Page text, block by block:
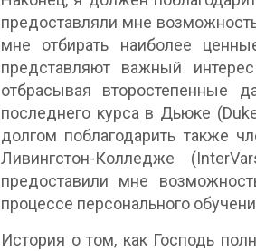
предоставляли мне
мне отбирать наиболее
представляют важный
отбрасывая второстепенные
последнего курса в Дьюке
долгом поблагодарить также
Ливингстон-Колледже
предоставили мне
процессе персонального
История о том, как Господь